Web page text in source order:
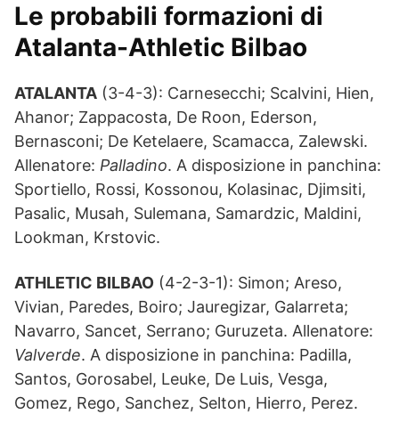
Le probabili formazioni di
Atalanta-Athletic Bilbao
ATALANTA (3-4-3): Carnesecchi; Scalvini, Hien,
Ahanor; Zappacosta, De Roon, Ederson,
Bernasconi; De Ketelaere, Scamacca, Zalewski.
Allenatore: Palladino. A disposizione in panchina:
Sportiello, Rossi, Kossonou, Kolasinac, Djimsiti,
Pasalic, Musah, Sulemana, Samardzic, Maldini,
Lookman, Krstovic.
ATHLETIC BILBAO (4-2-3-1): Simon; Areso,
Vivian, Paredes, Boiro; Jauregizar, Galarreta;
Navarro, Sancet, Serrano; Guruzeta. Allenatore:
Valverde. A disposizione in panchina: Padilla,
Santos, Gorosabel, Leuke, De Luis, Vesga,
Gomez, Rego, Sanchez, Selton, Hierro, Perez.